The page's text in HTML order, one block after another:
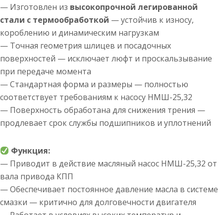
— Изготовлен из высокопрочной легированной
стали с термообработкой — устойчив к износу,
короблению и динамическим нагрузкам
— Точная геометрия шлицев и посадочных
поверхностей — исключает люфт и проскальзывание
при передаче момента
— Стандартная форма и размеры — полностью
соответствует требованиям к насосу НМШ-25,32
— Поверхность обработана для снижения трения —
продлевает срок службы подшипников и уплотнений
Функция:
— Приводит в действие масляный насос НМШ-25,32 от
вала привода КПП
— Обеспечивает постоянное давление масла в системе
смазки — критично для долговечности двигателя